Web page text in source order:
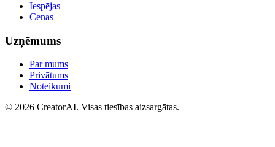
Iespējas
Cenas
Uzņēmums
Par mums
Privātums
Noteikumi
© 2026 CreatorAI. Visas tiesības aizsargātas.